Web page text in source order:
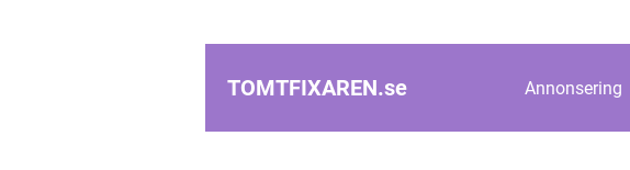
TOMTFIXAREN.se Annonsering